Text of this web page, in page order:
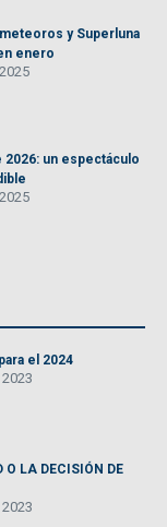
y Superluna
enero
un espectáculo
el 2024
O LA DECISIÓN DE